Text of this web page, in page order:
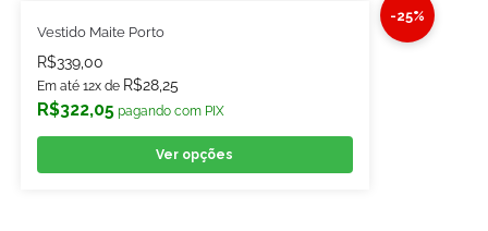
Vestido Maite Porto
R$339,00
Em até 12x de R$28,25
R$322,05 pagando com PIX
Ver opções
-25%